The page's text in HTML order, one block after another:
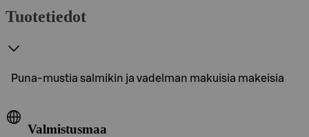
Tuotetiedot
Puna-mustia salmikin ja vadelman makuisia makeisia
Valmistusmaa